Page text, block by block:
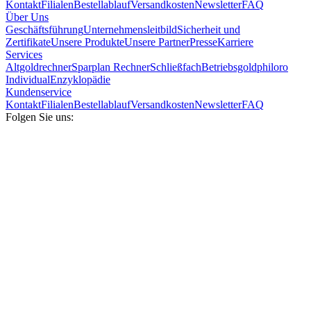
KontaktFilialenBestellablaufVersandkostenNewsletterFAQ
Über Uns
GeschäftsführungUnternehmensleitbildSicherheit und
ZertifikateUnsere ProdukteUnsere PartnerPresseKarriere
Services
AltgoldrechnerSparplan RechnerSchließfachBetriebsgoldphiloro
IndividualEnzyklopädie
Kundenservice
KontaktFilialenBestellablaufVersandkostenNewsletterFAQ
Folgen Sie uns: